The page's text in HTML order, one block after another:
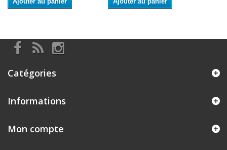
Catégories
Informations
Mon compte